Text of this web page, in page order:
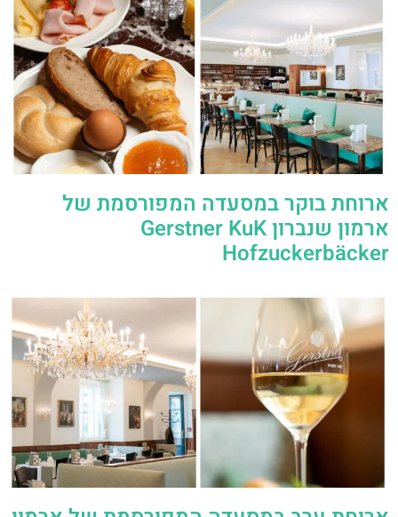
ארוחת בוקר במסעדה המפורסמת של
ארמון שנברון Gerstner KuK
Hofzuckerbäcker